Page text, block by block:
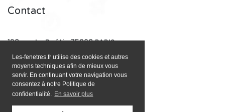
Les-fenetres.fr utilise des cookies et autres
moyens techniques afin de mieux vous
servir. En continuant votre navigation vous
consentez à notre Politique de
confidentialité. En savoir plus
Contact
128 rue La Boétie 75008 PARIS
Email: contact@les-fenetres.fr